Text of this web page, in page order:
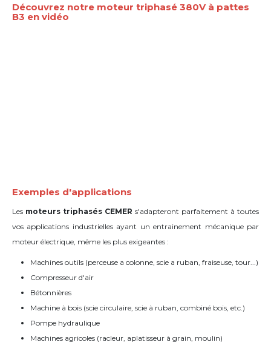
Découvrez notre moteur triphasé 380V à pattes
B3 en vidéo
Exemples d'applications
Les moteurs triphasés CEMER s'adapteront parfaitement à toutes
vos applications industrielles ayant un entrainement mécanique par
moteur électrique, même les plus exigeantes :
Machines outils (perceuse a colonne, scie a ruban, fraiseuse, tour...)
Compresseur d'air
Bétonnières
Machine à bois (scie circulaire, scie à ruban, combiné bois, etc.)
Pompe hydraulique
Machines agricoles (racleur, aplatisseur à grain, moulin)